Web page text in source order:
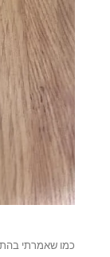
כמו שאמרתי